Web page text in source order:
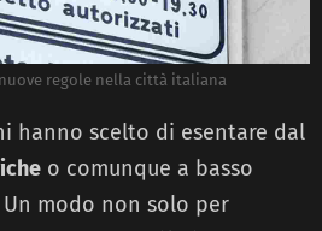
regole nella città italiana
hanno scelto di esentare dal
o comunque a basso
modo non solo per